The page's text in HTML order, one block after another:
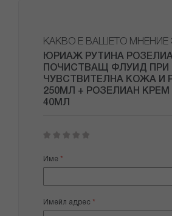
КАКВО Е ВАШЕТО МНЕНИЕ
ЮРИАЖ РУТИНА
ПОЧИСТВАЩ ФЛУИД ПРИ
ЧУВСТВИТЕЛНА КОЖА И
250МЛ + РОЗЕЛИАН КРЕМ
40МЛ
star
stars
stars
stars
stars
Име
Имейл адрес